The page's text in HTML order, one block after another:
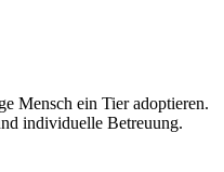
Mensch ein Tier adoptieren.
individuelle Betreuung.